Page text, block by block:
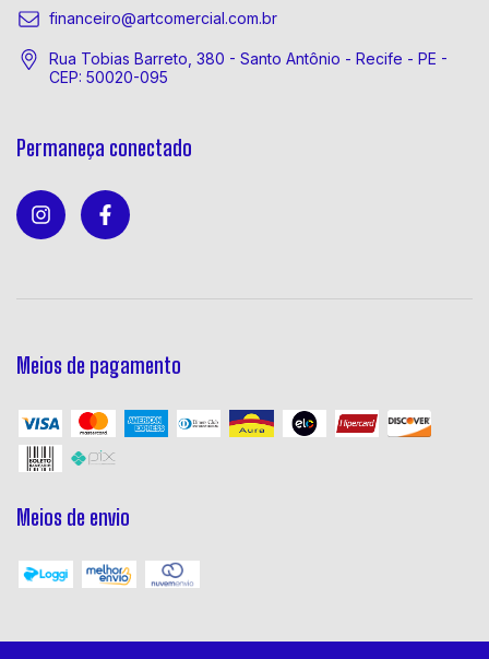
financeiro@artcomercial.com.br
Rua Tobias Barreto, 380 - Santo Antônio - Recife - PE -
CEP: 50020-095
Permaneça conectado
Meios de pagamento
Meios de envio